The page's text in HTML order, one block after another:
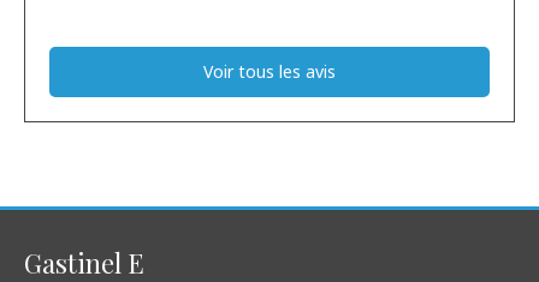
Voir tous les avis
Gastinel E